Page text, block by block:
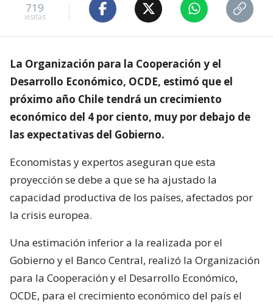
719
visitas
La Organización para la Cooperación y el
Desarrollo Económico, OCDE, estimó que el
próximo año Chile tendrá un crecimiento
económico del 4 por ciento, muy por debajo de
las expectativas del Gobierno.
Economistas y expertos aseguran que esta
proyección se debe a que se ha ajustado la
capacidad productiva de los países, afectados por
la crisis europea.
Una estimación inferior a la realizada por el
Gobierno y el Banco Central, realizó la Organización
para la Cooperación y el Desarrollo Económico,
OCDE, para el crecimiento económico del país el